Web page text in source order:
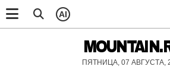
AI
ПЯТНИЦА, 07 АВГУСТА,